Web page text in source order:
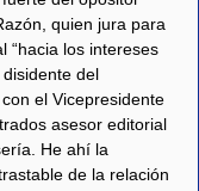
quien jura para
“hacia los intereses
del
el Vicepresidente
asesor editorial
He ahí la
de la relación